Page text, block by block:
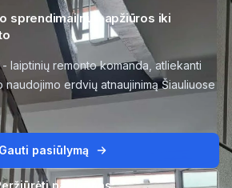
sprendimai nuo apžiūros iki
- laiptinių remonto komanda, atliekanti
erdvių atnaujinimą Šiauliuose
Gauti pasiūlymą
paslaugas